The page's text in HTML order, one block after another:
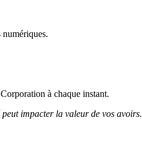
à chaque instant.
impacter la valeur de vos avoirs.